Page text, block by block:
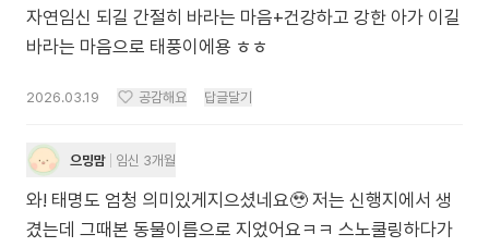
자연임신 되길 간절히 바라는 마음+건강하고 강한 아가 이길
바라는 마음으로 태풍이에용 ㅎㅎ
2026.03.19 공감해요 답글달기
으밍맘 임신 3개월
와! 태명도 엄청 의미있게지으셨네요🥹 저는 신행지에서 생
겼는데 그때본 동물이름으로 지었어요ㅋㅋ 스노쿨링하다가